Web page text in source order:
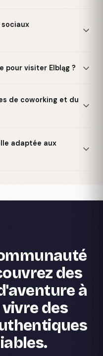
pour visiter Elbląg ?
de coworking et du
adaptée aux
des
à
des